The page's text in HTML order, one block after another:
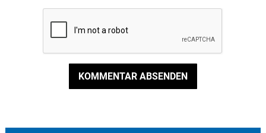
KOMMENTAR ABSENDEN